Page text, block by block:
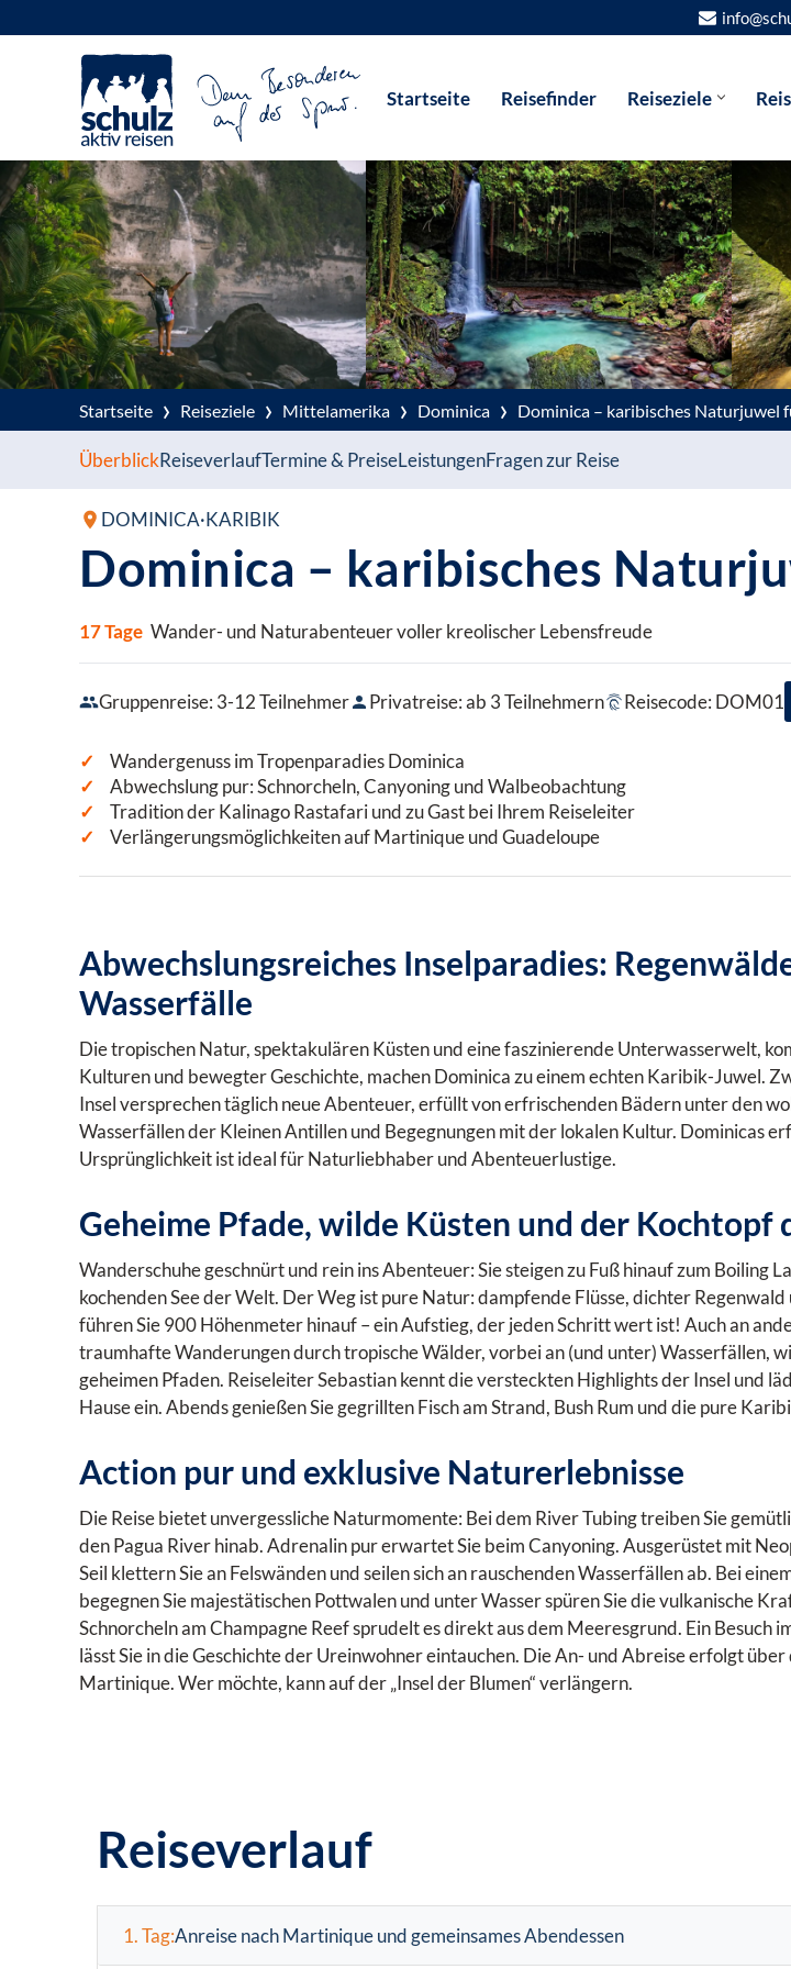
springen
Startseite Reisefinder Reiseziele
Startseite › Reiseziele › Mittelamerika › Dominica › Dominica – karibisches Naturjuwel
ÜberblickReiseverlaufTermine & PreiseLeistungenFragen zur Reise
DOMINICA·KARIBIK
Dominica – karibisches
17 Tage Wander- und Naturabenteuer voller kreolischer Lebensfreude
Gruppenreise: 3-12 Teilnehmer Privatreise: ab 3 Teilnehmern Reisecode: DOM01
Wandergenuss im Tropenparadies Dominica
Abwechslung pur: Schnorcheln, Canyoning und Walbeobachtung
Tradition der Kalinago Rastafari und zu Gast bei Ihrem Reiseleiter
Verlängerungsmöglichkeiten auf Martinique und Guadeloupe
Abwechslungsreiches Inselparadies:
Wasserfälle
Die tropischen Natur, spektakulären Küsten und eine faszinierende Unterwasserwelt,
Kulturen und bewegter Geschichte, machen Dominica zu einem echten Karibik-Juwel.
Insel versprechen täglich neue Abenteuer, erfüllt von erfrischenden Bädern unter den
Wasserfällen der Kleinen Antillen und Begegnungen mit der lokalen Kultur. Dominicas
Ursprünglichkeit ist ideal für Naturliebhaber und Abenteuerlustige.
Geheime Pfade, wilde Küsten und der Kochtopf
Wanderschuhe geschnürt und rein ins Abenteuer: Sie steigen zu Fuß hinauf zum Boiling
kochenden See der Welt. Der Weg ist pure Natur: dampfende Flüsse, dichter Regenwald
führen Sie 900 Höhenmeter hinauf – ein Aufstieg, der jeden Schritt wert ist! Auch an
traumhafte Wanderungen durch tropische Wälder, vorbei an (und unter) Wasserfällen,
geheimen Pfaden. Reiseleiter Sebastian kennt die versteckten Highlights der Insel und
Hause ein. Abends genießen Sie gegrillten Fisch am Strand, Bush Rum und die pure
Action pur und exklusive Naturerlebnisse
Die Reise bietet unvergessliche Naturmomente: Bei dem River Tubing treiben Sie
den Pagua River hinab. Adrenalin pur erwartet Sie beim Canyoning. Ausgerüstet mit
Seil klettern Sie an Felswänden und seilen sich an rauschenden Wasserfällen ab. Bei
begegnen Sie majestätischen Pottwalen und unter Wasser spüren Sie die vulkanische
Schnorcheln am Champagne Reef sprudelt es direkt aus dem Meeresgrund. Ein Besuch
lässt Sie in die Geschichte der Ureinwohner eintauchen. Die An- und Abreise erfolgt über
Martinique.Wer möchte, kann auf der „Insel der Blumen“ verlängern.
Reiseverlauf
1. Tag:Anreise nach Martinique und gemeinsames Abendessen